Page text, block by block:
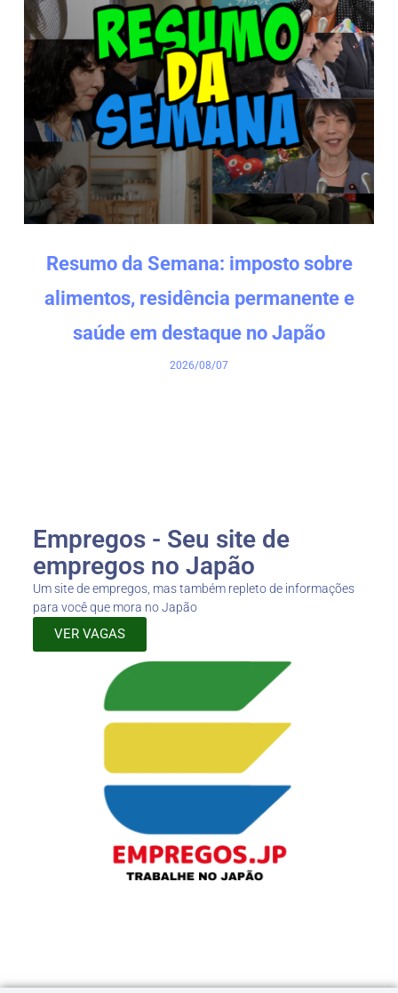
Resumo da Semana: imposto sobre
alimentos, residência permanente e
saúde em destaque no Japão
2026/08/07
Empregos - Seu site de
empregos no Japão
Um site de empregos, mas também repleto de informações
para você que mora no Japão
VER VAGAS